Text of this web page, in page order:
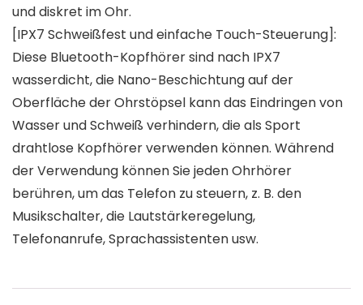
und diskret im Ohr.
[IPX7 Schweißfest und einfache Touch-Steuerung]:
Diese Bluetooth-Kopfhörer sind nach IPX7
wasserdicht, die Nano-Beschichtung auf der
Oberfläche der Ohrstöpsel kann das Eindringen von
Wasser und Schweiß verhindern, die als Sport
drahtlose Kopfhörer verwenden können. Während
der Verwendung können Sie jeden Ohrhörer
berühren, um das Telefon zu steuern, z. B. den
Musikschalter, die Lautstärkeregelung,
Telefonanrufe, Sprachassistenten usw.